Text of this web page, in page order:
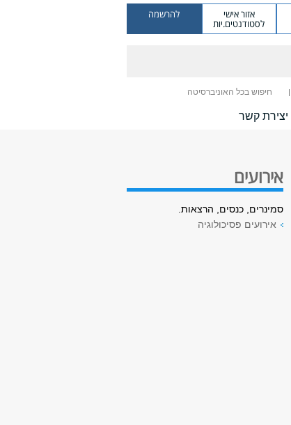
אזור אישי
לסטודנטים.יות
להרשמה
חיפוש בכל האוניברסיטה
יצירת קשר
אירועים
סמינרים, כנסים, הרצאות.
אירועים פסיכולוגיה